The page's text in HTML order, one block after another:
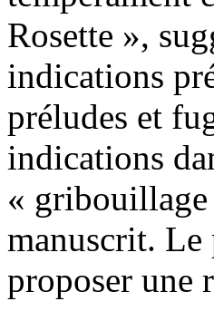
Rosette »,
indications
préludes et
indications
« gribouillage
manuscrit. Le
proposer une